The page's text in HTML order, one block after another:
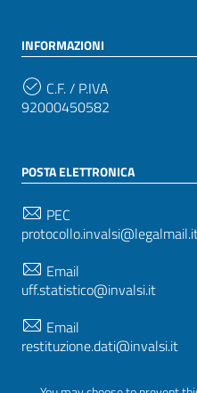
INFORMAZIONI
C.F. / P.IVA
92000450582
POSTA ELETTRONICA
PEC
Email
uff.statistico@invalsi.it
Email
restituzione.dati@invalsi.it